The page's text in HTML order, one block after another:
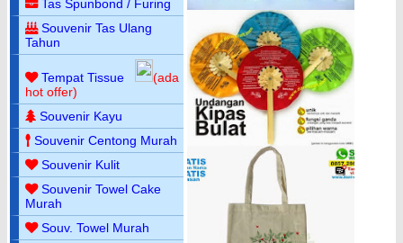
Tas Spunbond / Furing
Souvenir Tas Ulang
Tahun
Tempat Tissue
(ada
hot offer)
Souvenir Kayu
Souvenir Centong Murah
Souvenir Kulit
Souvenir Towel Cake
Murah
Souv. Towel Murah